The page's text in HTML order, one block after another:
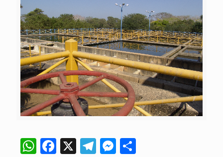
WhatsApp
Facebook
X Telegram
Messenger